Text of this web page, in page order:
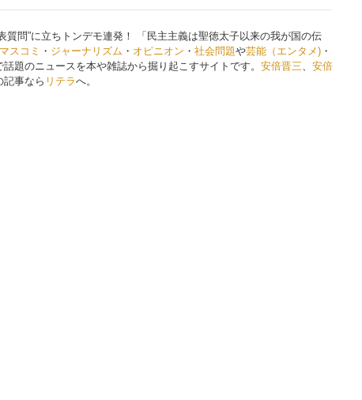
質問”に立ちトンデモ連発！ 「民主主義は聖徳太子以来の我が国の伝
マスコミ ・ ジャーナリズム ・ オピニオン ・ 社会問題や芸能（エンタメ) ・
話題のニュースを本や雑誌から掘り起こすサイトです。 安倍晋三、 安倍
記事なら リテラへ。